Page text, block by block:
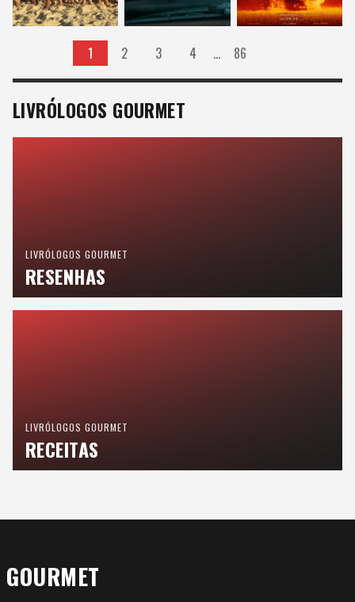
1 2 3 4 … 86
LIVRÓLOGOS GOURMET
LIVRÓLOGOS GOURMET
RESENHAS
LIVRÓLOGOS GOURMET
RECEITAS
GOURMET